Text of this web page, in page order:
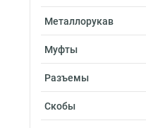
Металлорукав
Муфты
Разъемы
Скобы